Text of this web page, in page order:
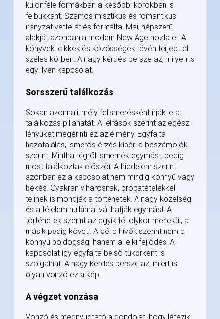
különféle formákban a későbbi korokban is
felbukkant. Számos misztikus és romantikus
irányzat vette át és formálta. Mai, népszerű
alakját azonban a modern New Age hozta el. A
könyvek, cikkek és közösségek révén terjedt el
széles körben. A nagy kérdés persze az, milyen is
egy ilyen kapcsolat.
Sorsszerű találkozás
Sokan azonnali, mély felismerésként írják le a
találkozás pillanatát. A leírások szerint az egész
lényüket megérinti ez az élmény. Egyfajta
hazatalálás, ismerős érzés kíséri a beszámolók
szerint. Mintha régről ismernék egymást, pedig
most találkoztak először. A hiedelem szerint
azonban ez a kapcsolat nem mindig könnyű vagy
békés. Gyakran viharosnak, próbatételekkel
telinek is mondják a történetek. A nagy közelség
és a félelem hullámai válthatják egymást. A
történetek szerint az egyik fél olykor menekül, a
másik pedig követi. A cél a hívők szerint nem a
könnyű boldogság, hanem a lelki fejlődés. A
kapcsolat így egyfajta belső tükörként is
szolgálhat. A nagy kérdés persze az, miért is
olyan vonzó ez a kép.
A végzet vonzása
Vonzó és megnyugtató a gondolat, hogy létezik